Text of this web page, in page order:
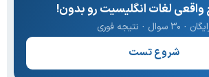
لغات انگلیسیت رو بدون!
· نتیجه فوری
شروع تست